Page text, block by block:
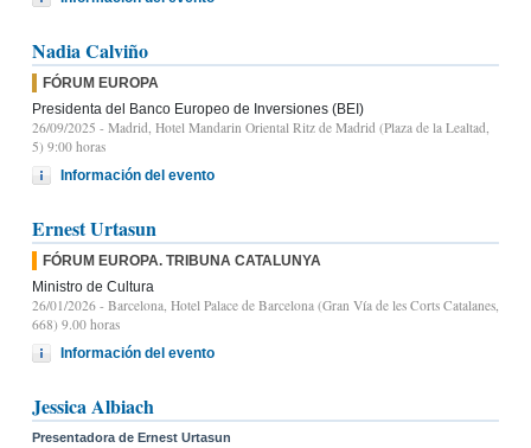
Nadia Calviño
FÓRUM EUROPA
Presidenta del Banco Europeo de Inversiones (BEI)
26/09/2025 - Madrid, Hotel Mandarin Oriental Ritz de Madrid (Plaza de la Lealtad,
5) 9:00 horas
Información del evento
Ernest Urtasun
FÓRUM EUROPA. TRIBUNA CATALUNYA
Ministro de Cultura
26/01/2026 - Barcelona, Hotel Palace de Barcelona (Gran Vía de les Corts Catalanes,
668) 9.00 horas
Información del evento
Jessica Albiach
Presentadora de Ernest Urtasun